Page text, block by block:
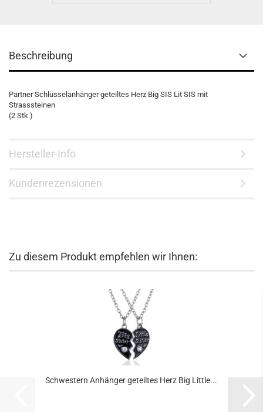
Beschreibung
Partner Schlüsselanhänger geteiltes Herz Big SIS Lit SIS mit
Strasssteinen
(2 Stk.)
Hersteller-Info
Kundenrezensionen
Zu diesem Produkt empfehlen wir Ihnen:
Schwestern Anhänger geteiltes Herz Big Little...